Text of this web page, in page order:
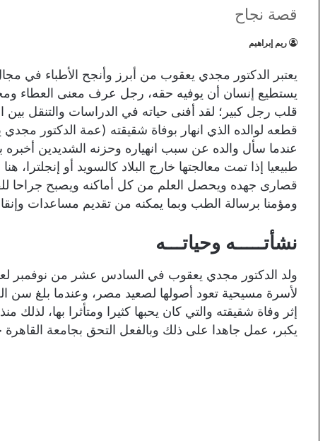
قصة نجاح
ريم إبراهيم
يعتبر الدكتور مجدي يعقوب من أبرز وأنجح الأطباء في
يستطيع إنسان أن يوفيه حقه، رجل عرف معنى العطاء
قلب رجل كبير؛ لقد أفنى حياته في الدراسات والتنقل بين
قطعه لوالده الذي انهار بوفاة شقيقته (عمة الدكتور
عندما سأل والده عن سبب انهياره وحزنه الشديدين
طبيعيا إذا تمت معالجتها خارج البلاد كالسويد أو
قصارى جهده ويحصل العلم من كل أماكنه ويصبح جراحا
ومؤمنا برسالة الطب وبما يمكنه من تقديم مساعدات
نشأتـــــه وحياتـــه
لأسرة مسيحية تعود أصولها لصعيد مصر، وعندما بلغ سن
إثر وفاة شقيقته والتي كان يحبها كثيرا ومتأثرا بها،
يكبر، عمل جاهدا على ذلك وبالفعل التحق بجامعة